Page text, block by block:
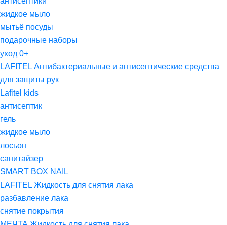
жидкое мыло
мытьё посуды
подарочные наборы
уход 0+
LAFITEL Антибактериальные и антисептические средства
для защиты рук
Lafitel kids
антисептик
гель
жидкое мыло
лосьон
санитайзер
SMART BOX NAIL
LAFITEL Жидкость для снятия лака
разбавление лака
снятие покрытия